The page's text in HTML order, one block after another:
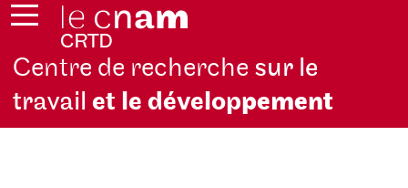
Centre de recherche sur le
travailet le développement